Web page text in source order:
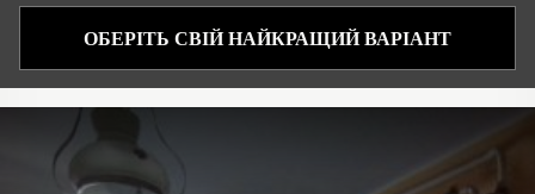
ОБЕРІТЬ СВІЙ НАЙКРАЩИЙ ВАРІАНТ